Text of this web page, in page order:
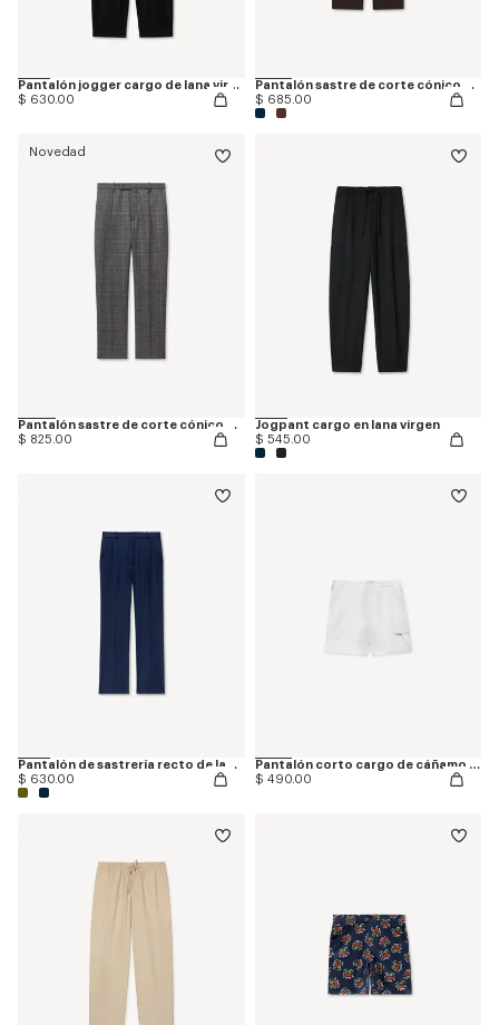
Pantalón jogger cargo de lana virgen
$ 630.00
Pantalón sastre de corte cónico de lana virgen y seda
$ 685.00
Novedad
Pantalón sastre de corte cónico en lana 'KENZO Checks'
$ 825.00
Jogpant cargo en lana virgen
$ 545.00
Pantalón de sastrería recto de lana virgen
$ 630.00
Pantalón corto cargo de cáñamo y lino
$ 490.00